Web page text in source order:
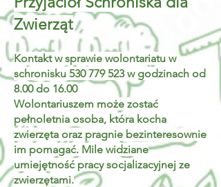
Zwierząt
Kontakt w sprawie wolontariatu w
schronisku 530 779 523w godzinach od
8.00 do 16.00
Wolontariuszem może zostać
pełnoletnia osoba, która kocha
zwierzęta oraz pragnie bezinteresownie
im pomagać. Mile widziane
umiejętność pracy socjalizacyjnej ze
zwierzętami.